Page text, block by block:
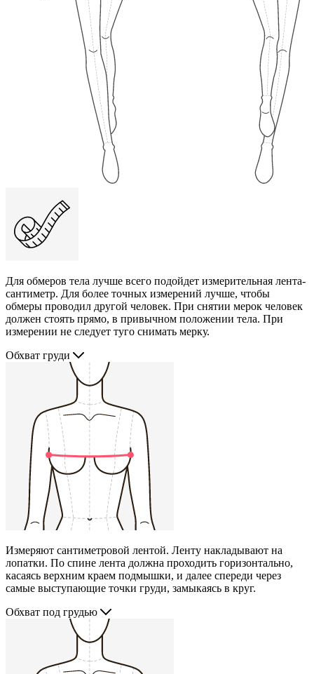
Для обмеров тела лучше всего подойдет измерительная лента-
сантиметр. Для более точных измерений лучше, чтобы
обмеры проводил другой человек. При снятии мерок человек
должен стоять прямо, в привычном положении тела. При
измерении не следует туго снимать мерку.
Обхват груди
Измеряют сантиметровой лентой. Ленту накладывают на
лопатки. По спине лента должна проходить горизонтально,
касаясь верхним краем подмышки, и далее спереди через
самые выступающие точки груди, замыкаясь в круг.
Обхват под грудью